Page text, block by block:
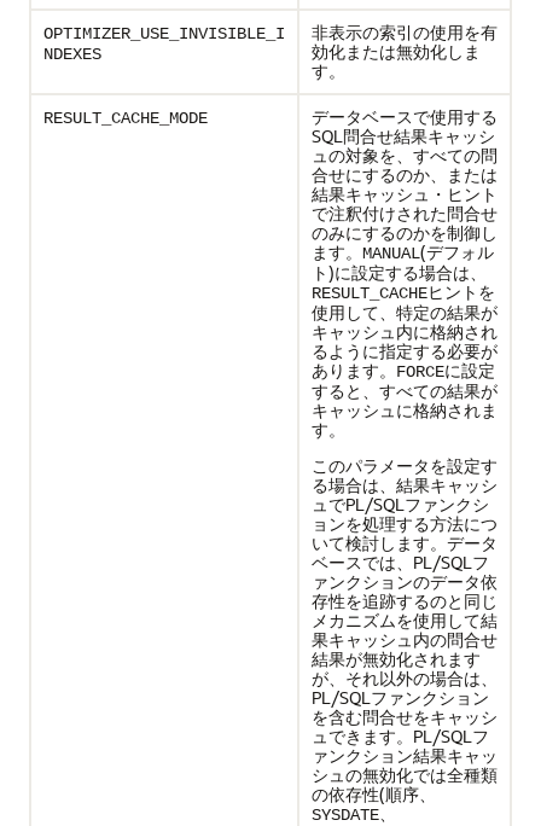
OPTIMIZER_USE_INVISIBLE_I
NDEXES
非表示の索引の使用を有
効化または無効化しま
す。
RESULT_CACHE_MODE
データベースで使用する
SQL問合せ結果キャッシ
ュの対象を、すべての問
合せにするのか、または
結果キャッシュ・ヒント
で注釈付けされた問合せ
のみにするのかを制御し
ます。 MANUAL(デフォル
ト)に設定する場合は、
RESULT_CACHEヒントを
使用して、特定の結果が
キャッシュ内に格納され
るように指定する必要が
あります。
FORCEに設定
すると、すべての結果が
キャッシュに格納されま
す。
このパラメータを設定す
る場合は、結果キャッシ
ュでPL/SQLファンクシ
ョンを処理する方法につ
いて検討します。データ
ベースでは、PL/SQLフ
ァンクションのデータ依
存性を追跡するのと同じ
メカニズムを使用して結
果キャッシュ内の問合せ
結果が無効化されます
が、それ以外の場合は、
PL/SQLファンクション
を含む問合せをキャッシ
ュできます。PL/SQLフ
ァンクション結果キャッ
シュの無効化では全種類
の依存性(順序、
SYSDATE、